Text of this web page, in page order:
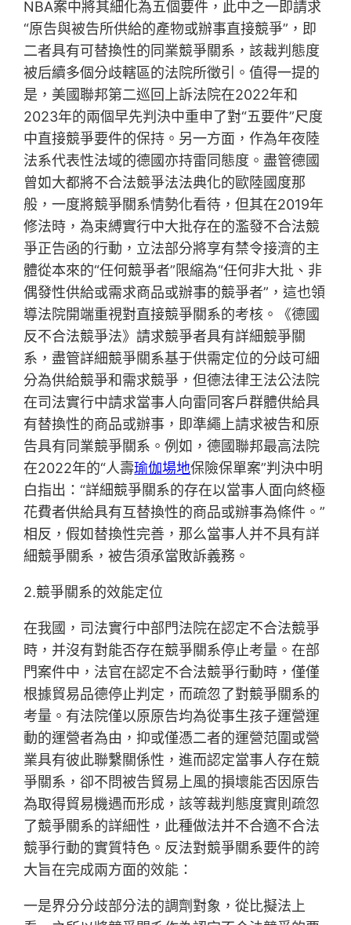
NBA案中將其細化為五個要件，此中之一即請求
“原告與被告所供給的產物或辦事直接競爭”，即
二者具有可替換性的同業競爭關系，該裁判態度
被后續多個分歧轄區的法院所徵引。值得一提的
是，美國聯邦第二巡回上訴法院在2022年和
2023年的兩個早先判決中重申了對“五要件”尺度
中直接競爭要件的保持。另一方面，作為年夜陸
法系代表性法域的德國亦持雷同態度。盡管德國
曾如大都將不合法競爭法法典化的歐陸國度那
般，一度將競爭關系情勢化看待，但其在2019年
修法時，為束縛實行中大批存在的濫發不合法競
爭正告函的行動，立法部分將享有禁令接濟的主
體從本來的“任何競爭者”限縮為“任何非大批、非
偶發性供給或需求商品或辦事的競爭者”，這也領
導法院開端重視對直接競爭關系的考核。《德國
反不合法競爭法》請求競爭者具有詳細競爭關
系，盡管詳細競爭關系基于供需定位的分歧可細
分為供給競爭和需求競爭，但德法律王法公法院
在司法實行中請求當事人向雷同客戶群體供給具
有替換性的商品或辦事，即準繩上請求被告和原
告具有同業競爭關系。例如，德國聯邦最高法院
在2022年的“人壽瑜伽場地保險保單案”判決中明
白指出：“詳細競爭關系的存在以當事人面向終極
花費者供給具有互替換性的商品或辦事為條件。”
相反，假如替換性完善，那么當事人并不具有詳
細競爭關系，被告須承當敗訴義務。
2.競爭關系的效能定位
在我國，司法實行中部門法院在認定不合法競爭
時，并沒有對能否存在競爭關系停止考量。在部
門案件中，法官在認定不合法競爭行動時，僅僅
根據貿易品德停止判定，而疏忽了對競爭關系的
考量。有法院僅以原原告均為從事生孩子運營運
動的運營者為由，抑或僅憑二者的運營范圍或營
業具有彼此聯繫關係性，進而認定當事人存在競
爭關系，卻不問被告貿易上風的損壞能否因原告
為取得貿易機遇而形成，該等裁判態度實則疏忽
了競爭關系的詳細性，此種做法并不合適不合法
競爭行動的實質特色。反法對競爭關系要件的誇
大旨在完成兩方面的效能：
一是界分分歧部分法的調劑對象，從比擬法上